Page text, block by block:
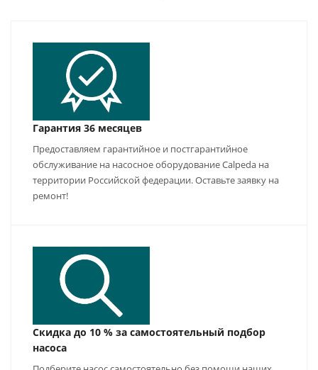
Гарантия 36 месяцев
Предоставляем гарантийное и постгарантийное
обслуживание на насосное оборудование Calpeda на
территории Российской федерации. Оставьте заявку на
ремонт!
Скидка до 10 % за самостоятельный подбор
насоса